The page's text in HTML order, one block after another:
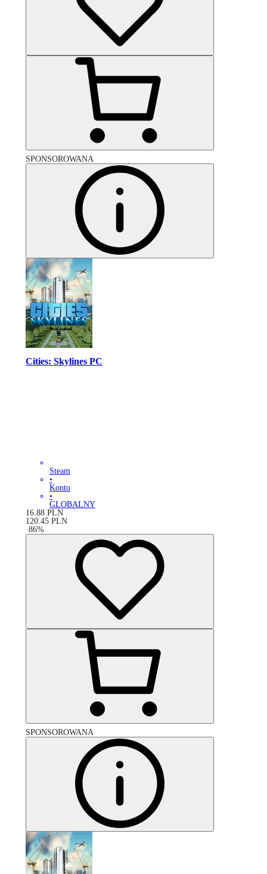
SPONSOROWANA
Cities: Skylines PC
Steam
•
Konto
•
GLOBALNY
16.88 PLN
120.45 PLN
-86%
SPONSOROWANA